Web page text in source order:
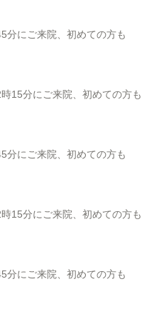
にご来院、初めての方も
15分にご来院、初めての方も
にご来院、初めての方も
15分にご来院、初めての方も
にご来院、初めての方も